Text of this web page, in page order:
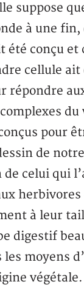
suppose
à une
été conçu et
cellule ait
répondre
du
pour
de
celui qui
herbivores
à leur
digestif
les moyens
végétale.